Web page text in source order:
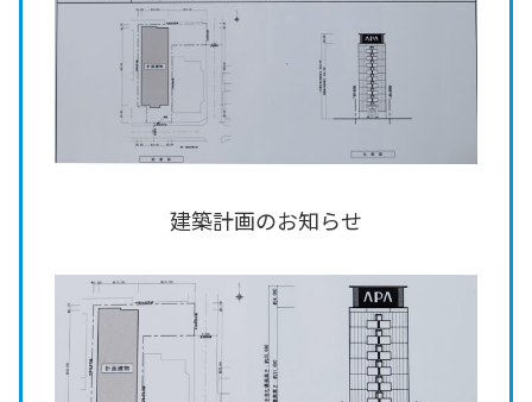
建築計画のお知らせ